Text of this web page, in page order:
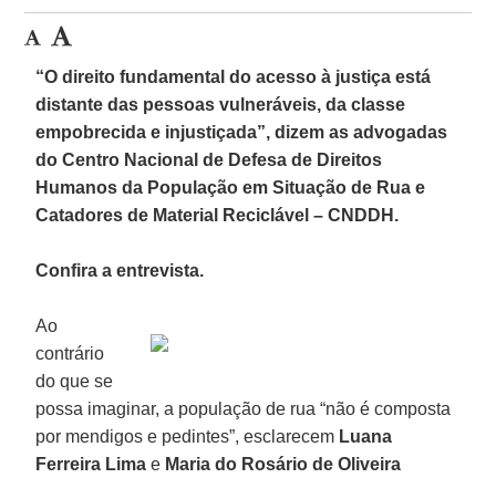
“O direito fundamental do acesso à justiça está
distante das pessoas vulneráveis, da classe
empobrecida e injustiçada”, dizem as advogadas
do Centro Nacional de Defesa de Direitos
Humanos da População em Situação de Rua e
Catadores de Material Reciclável – CNDDH.
Confira a entrevista.
Ao
contrário
do que se
possa imaginar, a população de rua “não é composta
por mendigos e pedintes”, esclarecem Luana
Ferreira Lima e Maria do Rosário de Oliveira